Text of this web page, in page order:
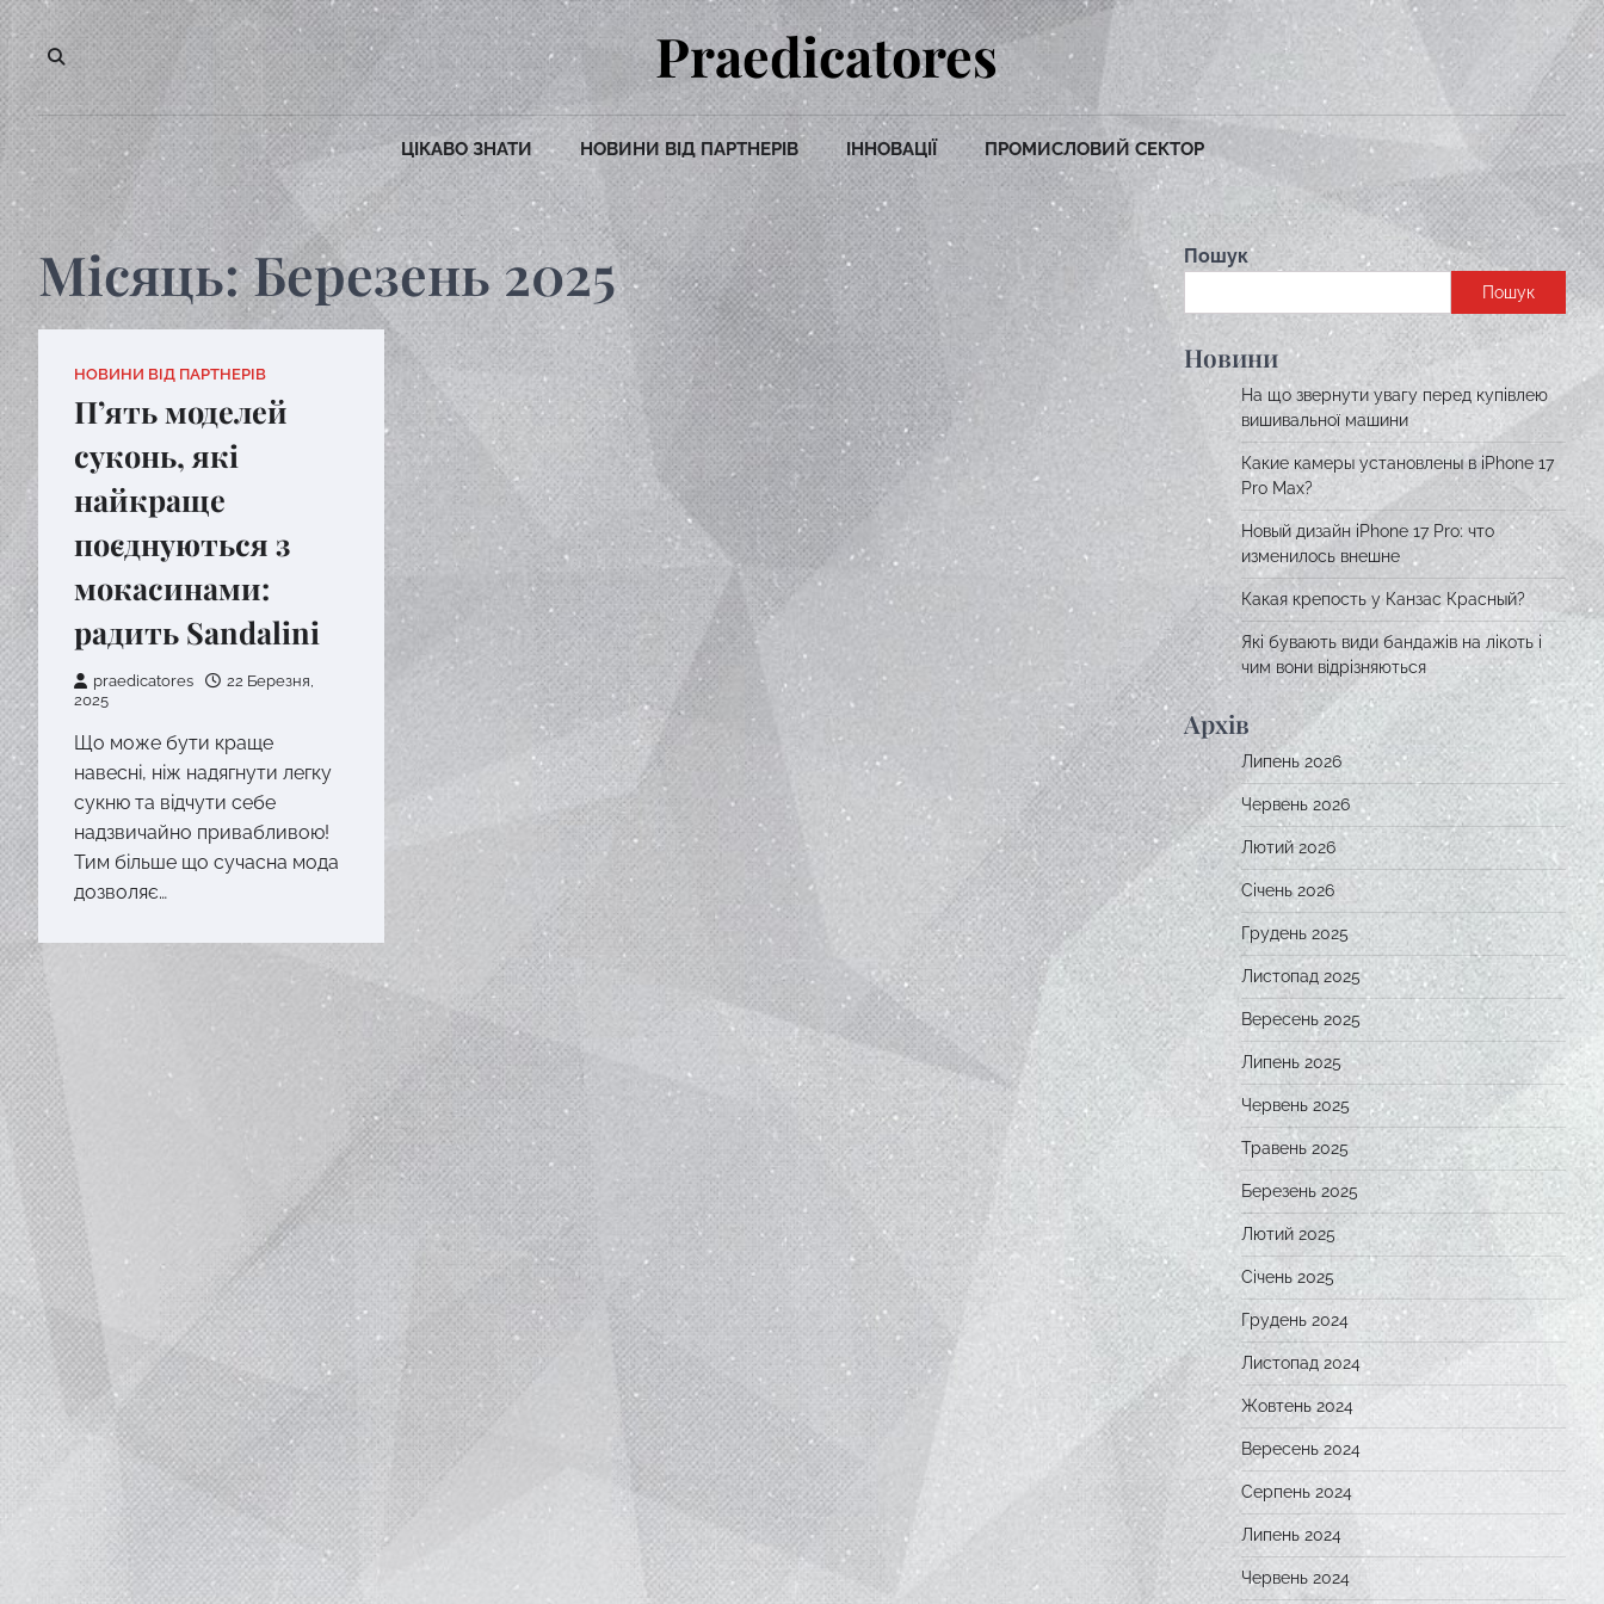
Перейти
до
вмісту
Praedicatores
ЦІКАВО ЗНАТИ НОВИНИ ВІД ПАРТНЕРІВ ІННОВАЦІЇ ПРОМИСЛОВИЙ СЕКТОР
Місяць:Березень 2025
НОВИНИ ВІД ПАРТНЕРІВ
П’ять моделей
суконь, які
найкраще
поєднуються з
мокасинами:
радить Sandalini
praedicatores
22 Березня,
2025
Що може бути краще
навесні, ніж надягнути легку
сукню та відчути себе
надзвичайно привабливою!
Тим більше що сучасна мода
дозволяє…
Пошук
Пошук
Новини
На що звернути увагу перед купівлею
вишивальної машини
Какие камеры установлены в iPhone 17
Pro Max?
Новый дизайн iPhone 17 Pro: что
изменилось внешне
Какая крепость у Канзас Красный?
Які бувають види бандажів на лікоть і
чим вони відрізняються
Архів
Липень 2026
Червень 2026
Лютий 2026
Січень 2026
Грудень 2025
Листопад 2025
Вересень 2025
Липень 2025
Червень 2025
Травень 2025
Березень 2025
Лютий 2025
Січень 2025
Грудень 2024
Листопад 2024
Жовтень 2024
Вересень 2024
Серпень 2024
Липень 2024
Червень 2024